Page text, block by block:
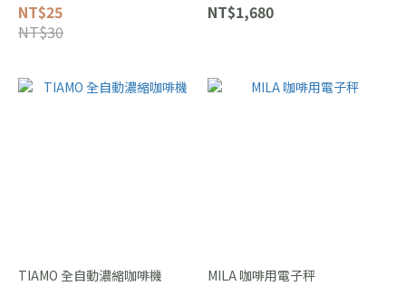
NT$25
NT$30
NT$1,680
TIAMO 全自動濃縮咖啡機 MILA 咖啡用電子秤